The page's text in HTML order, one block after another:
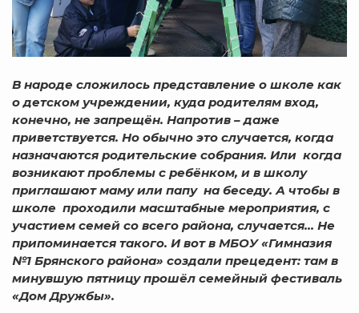
В народе сложилось представление о школе как
о детском учреждении, куда родителям вход,
конечно, не запрещён. Напротив – даже
приветствуется. Но обычно это случается, когда
назначаются родительские собрания. Или когда
возникают проблемы с ребёнком, и в школу
приглашают маму или папу на беседу. А чтобы в
школе проходили масштабные мероприятия, с
участием семей со всего района, случается… Не
припоминается такого. И вот в МБОУ «Гимназия
№1 Брянского района» создали прецедент: там в
минувшую пятницу прошёл семейный фестиваль
«Дом Дружбы».